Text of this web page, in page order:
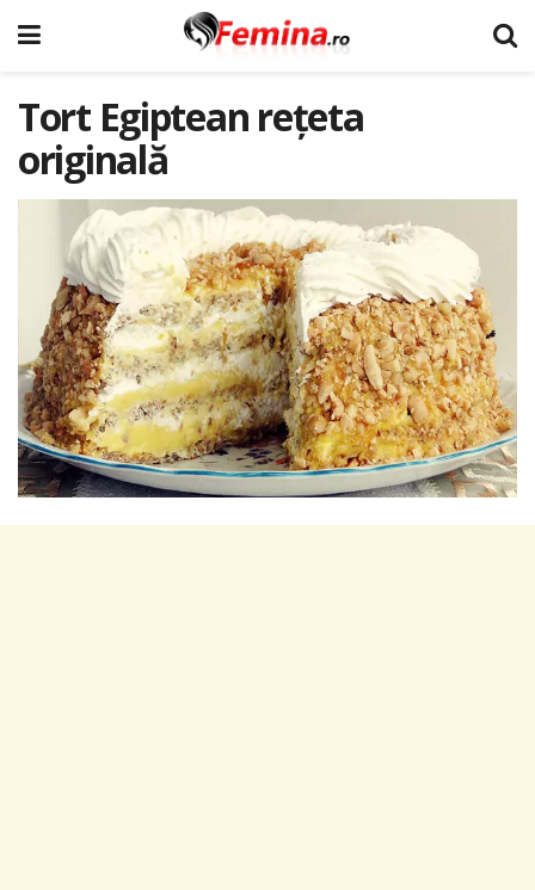
Tort Egiptean rețeta
originală